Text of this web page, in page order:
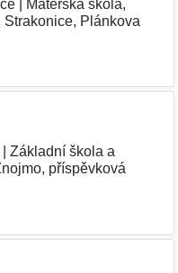
|
Mateřská škola,
Plánkova
Základní škola a
příspěvková